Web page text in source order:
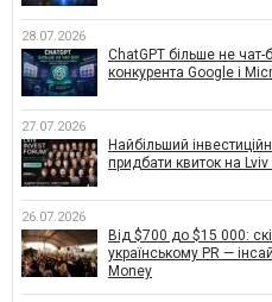
28.07.2026
ChatGPT більше не чат-
конкурента Google і
27.07.2026
Найбільший
придбати квиток на
26.07.2026
Від $700 до $15 000:
українському PR —
Money